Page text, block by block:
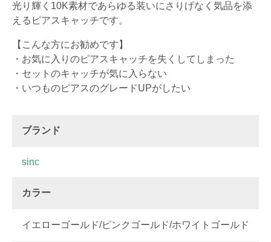
光り輝く10K素材であらゆる装いにさりげなく気品を添
えるピアスキャッチです。
【こんな方にお勧めです】
・お気に入りのピアスキャッチを失くしてしまった
・セットのキャッチが気に入らない
・いつものピアスのグレードUPがしたい
ブランド
sinc
カラー
イエローゴールド/ピンクゴールド/ホワイトゴールド